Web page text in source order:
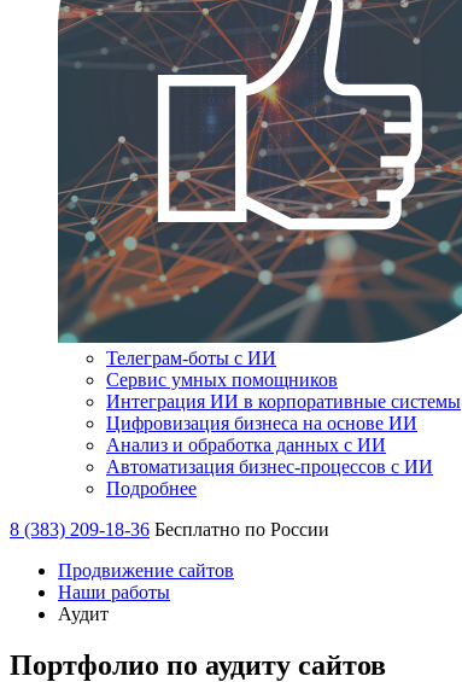
Телеграм-боты с ИИ
Сервис умных помощников
Интеграция ИИ в корпоративные системы
Цифровизация бизнеса на основе ИИ
Анализ и обработка данных с ИИ
Автоматизация бизнес-процессов с ИИ
Подробнее
8 (383) 209-18-36 Бесплатно по России
Продвижение сайтов
Наши работы
Аудит
Портфолио по аудиту сайтов